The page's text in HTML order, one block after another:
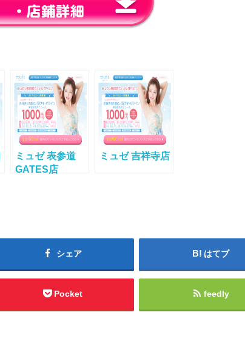
ミュゼ 表参道
GATES店
ミュゼ 吉祥寺店
シェア はてブ
Pocket feedly